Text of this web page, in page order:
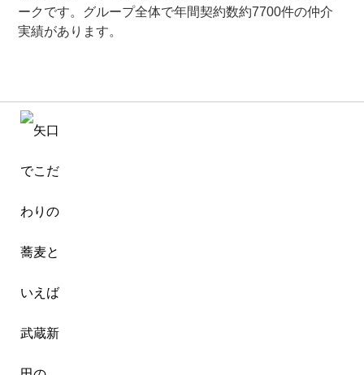
ークです。グループ全体で年間契約数約7700件の仲介
実績があります。